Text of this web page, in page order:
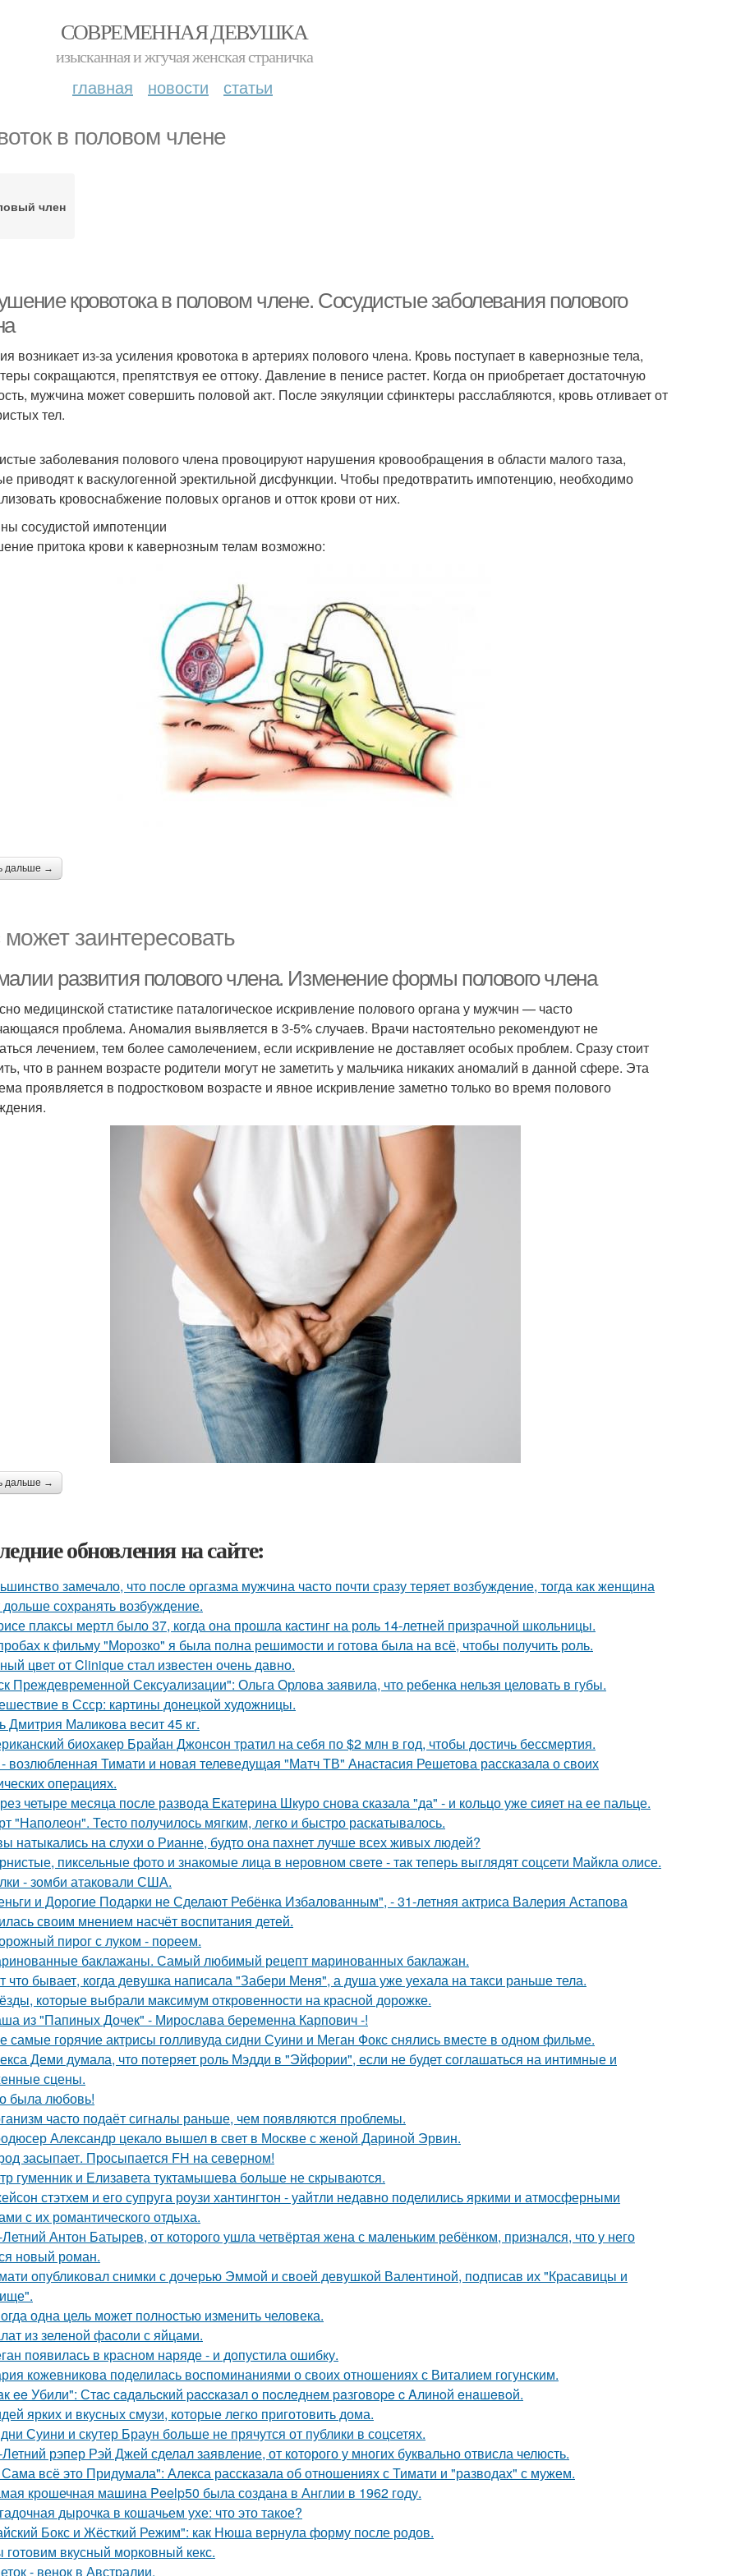
СОВРЕМЕННАЯ ДЕВУШКА
изысканная и жгучая женская страничка
главная новости статьи
в половом члене
член
кровотока в половом члене. Сосудистые заболевания полового
возникает из-за усиления кровотока в артериях полового члена. Кровь поступает в кавернозные тела,
сокращаются, препятствуя ее оттоку. Давление в пенисе растет. Когда он приобретает достаточную
мужчина может совершить половой акт. После эякуляции сфинктеры расслабляются, кровь отливает от
тел.
заболевания полового члена провоцируют нарушения кровообращения в области малого таза,
приводят к васкулогенной эректильной дисфункции. Чтобы предотвратить импотенцию, необходимо
кровоснабжение половых органов и отток крови от них.
сосудистой импотенции
притока крови к кавернозным телам возможно:
дальше →
заинтересовать
развития полового члена. Изменение формы полового члена
медицинской статистике паталогическое искривление полового органа у мужчин — часто
проблема. Аномалия выявляется в 3-5% случаев. Врачи настоятельно рекомендуют не
лечением, тем более самолечением, если искривление не доставляет особых проблем. Сразу стоит
что в раннем возрасте родители могут не заметить у мальчика никаких аномалий в данной сфере. Эта
проявляется в подростковом возрасте и явное искривление заметно только во время полового
дальше →
обновления на сайте:
замечало, что после оргазма мужчина часто почти сразу теряет возбуждение, тогда как женщина
сохранять возбуждение.
плаксы мертл было 37, когда она прошла кастинг на роль 14-летней призрачной школьницы.
к фильму "Морозко" я была полна решимости и готова была на всё, чтобы получить роль.
цвет от Clinique стал известен очень давно.
Преждевременной Сексуализации": Ольга Орлова заявила, что ребенка нельзя целовать в губы.
в Ссср: картины донецкой художницы.
Дмитрия Маликова весит 45 кг.
биохакер Брайан Джонсон тратил на себя по $2 млн в год, чтобы достичь бессмертия.
возлюбленная Тимати и новая телеведущая "Матч ТВ" Анастасия Решетова рассказала о своих
операциях.
четыре месяца после развода Екатерина Шкуро снова сказала "да" - и кольцо уже сияет на ее пальце.
"Наполеон". Тесто получилось мягким, легко и быстро раскатывалось.
натыкались на слухи о Рианне, будто она пахнет лучше всех живых людей?
пиксельные фото и знакомые лица в неровном свете - так теперь выглядят соцсети Майкла олисе.
- зомби атаковали США.
и Дорогие Подарки не Сделают Ребёнка Избалованным", - 31-летняя актриса Валерия Астапова
своим мнением насчёт воспитания детей.
пирог с луком - пореем.
баклажаны. Самый любимый рецепт маринованных баклажан.
что бывает, когда девушка написала "Забери Меня", а душа уже уехала на такси раньше тела.
которые выбрали максимум откровенности на красной дорожке.
из "Папиных Дочек" - Мирослава беременна Карпович -!
самые горячие актрисы голливуда сидни Суини и Меган Фокс снялись вместе в одном фильме.
Деми думала, что потеряет роль Мэдди в "Эйфории", если не будет соглашаться на интимные и
сцены.
была любовь!
часто подаёт сигналы раньше, чем появляются проблемы.
Александр цекало вышел в свет в Москве с женой Дариной Эрвин.
засыпает. Просыпается FH на северном!
гуменник и Елизавета туктамышева больше не скрываются.
стэтхем и его супруга роузи хантингтон - уайтли недавно поделились яркими и атмосферными
с их романтического отдыха.
Антон Батырев, от которого ушла четвёртая жена с маленьким ребёнком, признался, что у него
новый роман.
опубликовал снимки с дочерью Эммой и своей девушкой Валентиной, подписав их "Красавицы и
одна цель может полностью изменить человека.
из зеленой фасоли с яйцами.
появилась в красном наряде - и допустила ошибку.
кожевникова поделилась воспоминаниями о своих отношениях с Виталием гогунским.
ee Убили": Стac сaдaльcкий paccкaзaл o пocлeднeм paзгoвope c Aлинoй eнaшeвoй.
ярких и вкусных смузи, которые легко приготовить дома.
Суини и скутер Браун больше не прячутся от публики в соцсетях.
рэпер Рэй Джей сделал заявление, от которого у многих буквально отвисла челюсть.
всё это Придумала": Алекса рассказала об отношениях с Тимати и "разводах" с мужем.
крошечная машинa Peelp50 была созданa в Англии в 1962 году.
дырочка в кошачьем ухе: что это такое?
Бокс и Жёсткий Режим": как Нюша вернула форму после родов.
вкусный морковный кекс.
- венок в Австралии.